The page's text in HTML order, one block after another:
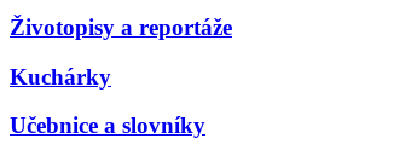
Životopisy a reportáže
Kuchárky
Učebnice a slovníky